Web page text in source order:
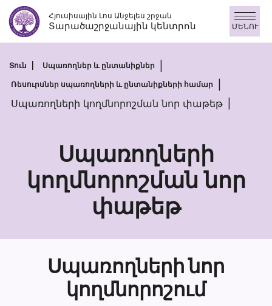
Անցնել
բովանդակությանըՀյուսիսային Լոս Անջելես շրջան
Տարածաշրջանային կենտրոն ՄԵՆՈՒ
Տուն Սպառողներ և ընտանիքներ
Ռեսուրսներ սպառողների և ընտանիքների համար
Սպառողների կողմնորոշման նոր փաթեթ
Սպառողների
կողմնորոշման նոր
փաթեթ
Սպառողների
նոր
փաթեթ
Սպառողների նոր
կողմնորոշում